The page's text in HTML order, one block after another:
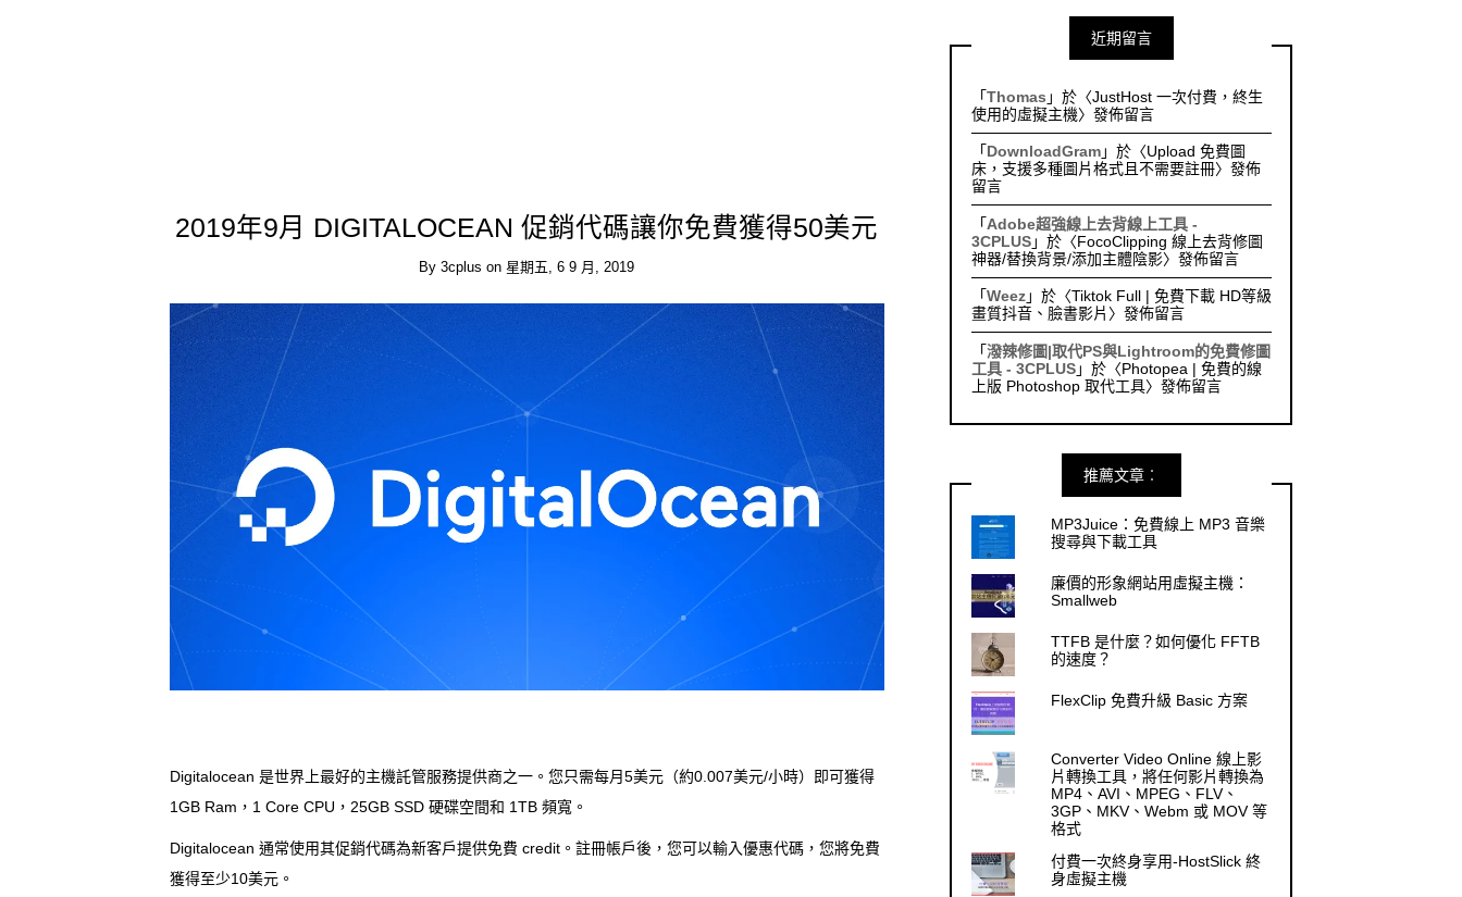
2019年9月 DIGITALOCEAN 促銷代碼讓你免費獲得50美元
By3cplus on星期五, 6 9 月, 2019
Digitalocean 是世界上最好的主機託管服務提供商之一。您只需每月5美元（約0.007美元/小時）即可獲得
1GB Ram，1 Core CPU，25GB SSD 硬碟空間和 1TB 頻寬。
Digitalocean 通常使用其促銷代碼為新客戶提供免費 credit。註冊帳戶後，您可以輸入優惠代碼，您將免費
獲得至少10美元。
近期留言
「Thomas 」於〈JustHost 一次付費，終生
使用的虛擬主機〉發佈留言
「 DownloadGram」於〈Upload 免費圖
床，支援多種圖片格式且不需要註冊〉發佈
留言
「 Adobe超強線上去背線上工具 -
3CPLUS」於〈FocoClipping 線上去背修圖
神器/替換背景/添加主體陰影〉發佈留言
「Weez」於〈Tiktok Full | 免費下載 HD等級
畫質抖音、臉書影片 〉發佈留言
「潑辣修圖|取代PS與Lightroom的免費修圖
工具 - 3CPLUS」於〈Photopea | 免費的線
上版 Photoshop 取代工具〉發佈留言
推薦文章︰
MP3Juice：免費線上 MP3 音樂
搜尋與下載工具
廉價的形象網站用虛擬主機：
Smallweb
TTFB 是什麼？如何優化 FFTB
的速度？
FlexClip 免費升級 Basic 方案
Converter Video Online 線上影
片轉換工具，將任何影片轉換為
MP4、AVI、MPEG、FLV、
3GP、MKV、Webm 或 MOV 等
格式
付費一次終身享用-HostSlick 終
身虛擬主機